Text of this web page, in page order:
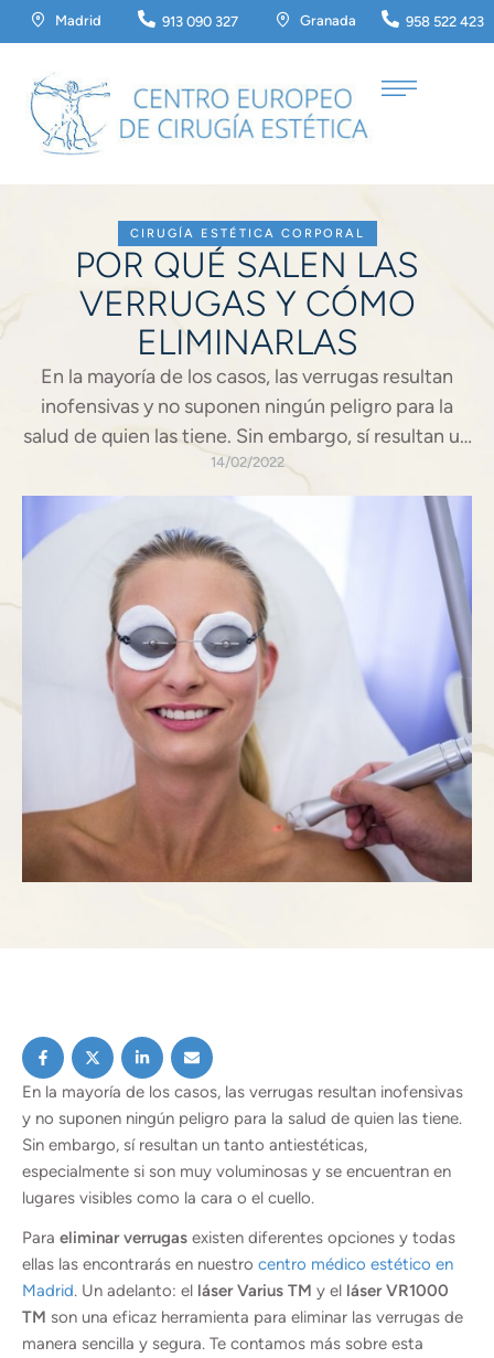
Madrid 913 090 327 Granada 958 522 423
CIRUGÍA ESTÉTICA CORPORAL
POR QUÉ SALEN LAS
VERRUGAS Y CÓMO
ELIMINARLAS
En la mayoría de los casos, las verrugas resultan
inofensivas y no suponen ningún peligro para la
salud de quien las tiene. Sin embargo, sí resultan un
tanto antiestéticas, especialmente si son muy
voluminosas y se encuentran en lugares visibles
como la cara o el cuello. Para eliminar verrugas
existen diferentes opciones y todas ellas …
14/02/2022
En la mayoría de los casos, las verrugas resultan inofensivas
y no suponen ningún peligro para la salud de quien las tiene.
Sin embargo, sí resultan un tanto antiestéticas,
especialmente si son muy voluminosas y se encuentran en
lugares visibles como la cara o el cuello.
Para eliminar verrugas existen diferentes opciones y todas
ellas las encontrarás en nuestro centro médico estético en
Madrid. Un adelanto: el láser Varius TM y el láser VR1000
TM son una eficaz herramienta para eliminar las verrugas de
manera sencilla y segura. Te contamos más sobre esta